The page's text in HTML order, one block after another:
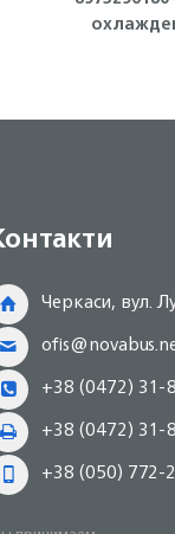
Черкаси, вул.
+38 (0472) 31-
+38 (0472) 31-
+38 (050) 772-